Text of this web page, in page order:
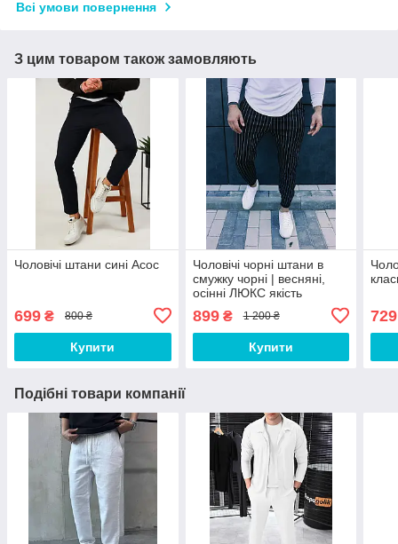
Всі умови повернення
З цим товаром також замовляють
Чоловічі штани сині Асос
699 ₴ 800 ₴
Купити
Чоловічі чорні штани в
смужку чорні | весняні,
осінні ЛЮКС якість
899₴ 1 200 ₴
Купити
729
Подібні товари компанії